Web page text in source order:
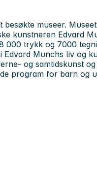
museer.
kunstneren Edvard
000 trykk og 7000
Munchs liv og
og samtidskunst
program for barn og